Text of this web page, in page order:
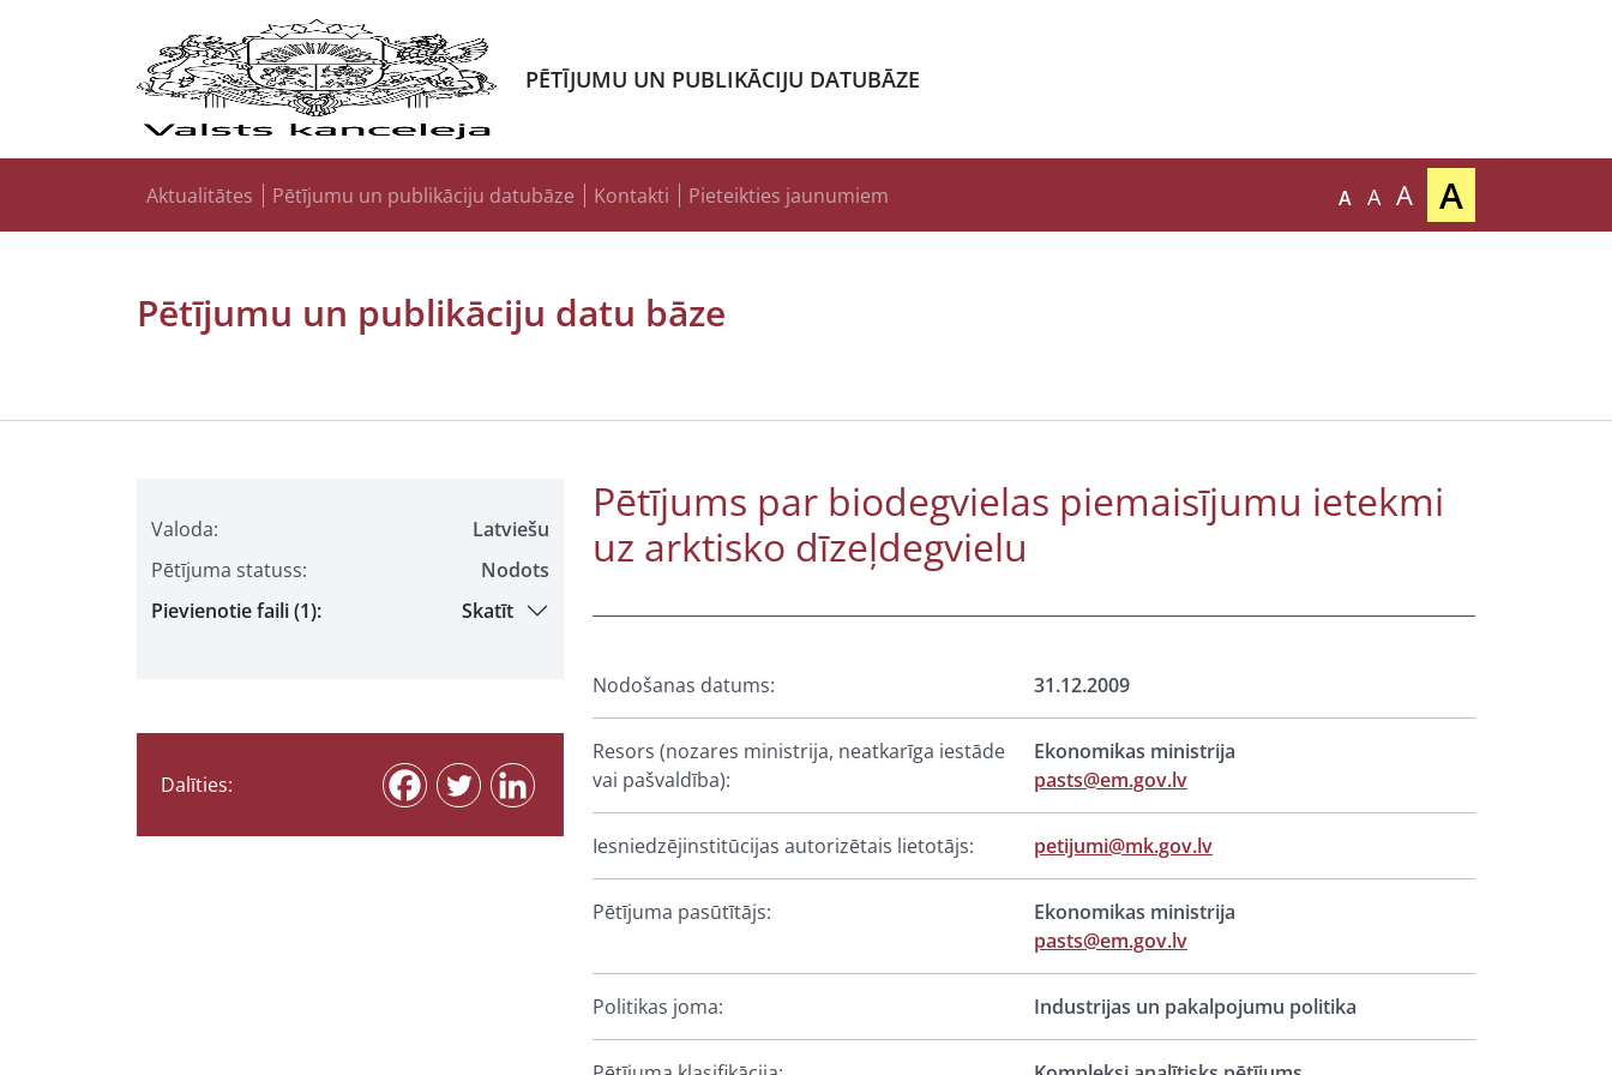
PĒTĪJUMU UN PUBLIKĀCIJU DATUBĀZE
Aktualitātes Pētījumu un publikāciju datubāze Kontakti Pieteikties jaunumiem A A A A
Pētījumu un publikāciju datu bāze
Valoda:
Latviešu
Pētījuma statuss:
Nodots
Pievienotie faili (1):
Skatīt
Dalīties:
Pētījums par biodegvielas piemaisījumu ietekmi
uz arktisko dīzeļdegvielu
Nodošanas datums: 31.12.2009
Resors (nozares ministrija, neatkarīga iestāde
vai pašvaldība):
Ekonomikas ministrija
pasts@em.gov.lv
Iesniedzējinstitūcijas autorizētais lietotājs: petijumi@mk.gov.lv
Pētījuma pasūtītājs:
Ekonomikas ministrija
pasts@em.gov.lv
Politikas joma: Industrijas un pakalpojumu politika